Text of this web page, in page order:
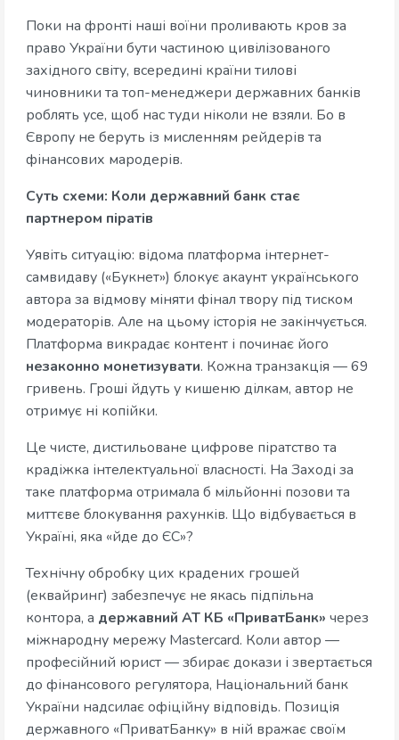
Поки на фронті наші воїни проливають кров за
право України бути частиною цивілізованого
західного світу, всередині країни тилові
чиновники та топ-менеджери державних банків
роблять усе, щоб нас туди ніколи не взяли. Бо в
Європу не беруть із мисленням рейдерів та
фінансових мародерів.
Суть схеми: Коли державний банк стає
партнером піратів
Уявіть ситуацію: відома платформа інтернет-
самвидаву («Букнет») блокує акаунт українського
автора за відмову міняти фінал твору під тиском
модераторів. Але на цьому історія не закінчується.
Платформа викрадає контент і починає його
незаконно монетизувати. Кожна транзакція — 69
гривень. Гроші йдуть у кишеню ділкам, автор не
отримує ні копійки.
Це чисте, дистильоване цифрове піратство та
крадіжка інтелектуальної власності. На Заході за
таке платформа отримала б мільйонні позови та
миттєве блокування рахунків. Що відбувається в
Україні, яка «йде до ЄС»?
Технічну обробку цих крадених грошей
(еквайринг) забезпечує не якась підпільна
контора, а державний АТ КБ «ПриватБанк» через
міжнародну мережу Mastercard. Коли автор —
професійний юрист — збирає докази і звертається
до фінансового регулятора, Національний банк
України надсилає офіційну відповідь. Позиція
державного «ПриватБанку» в ній вражає своїм